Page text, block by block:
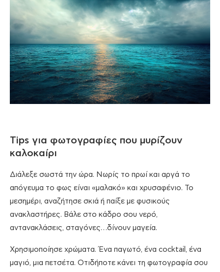
Tips για φωτογραφίες που μυρίζουν
καλοκαίρι
Διάλεξε σωστά την ώρα. Νωρίς το πρωί και αργά το
απόγευμα το φως είναι «μαλακό» και χρυσαφένιο. Το
μεσημέρι, αναζήτησε σκιά ή παίξε με φυσικούς
ανακλαστήρες. Βάλε στο κάδρο σου νερό,
αντανακλάσεις, σταγόνες…δίνουν μαγεία.
Χρησιμοποίησε χρώματα. Ένα παγωτό, ένα cocktail, ένα
μαγιό, μια πετσέτα. Οτιδήποτε κάνει τη φωτογραφία σου